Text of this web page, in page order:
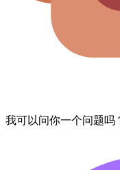
我​可以​问​你​一个​问题​吗